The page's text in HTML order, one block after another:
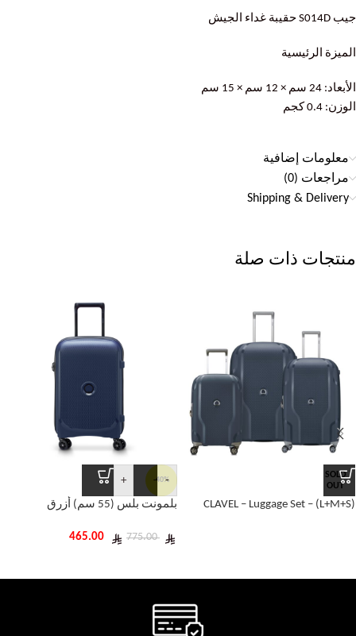
جيب S014D حقيبة غداء الجيش
الميزة الرئيسية
الأبعاد: 24 سم × 12 سم × 15 سم
الوزن: 0.4 كجم
معلومات إضافية
مراجعات (0)
Shipping & Delivery
منتجات ذات صلة
SOLD
OUT
CLAVEL – Luggage Set – (L+M+S)
-40%
-
+
بلمونت بلس (55 سم) أزرق
775.00